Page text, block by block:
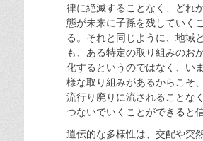
律に絶滅することなく、どれ
態が未来に子孫を残していく
る。それと同じように、地域
も、ある特定の取り組みのお
化するというのではなく、い
様な取り組みがあるからこそ
流行り廃りに流されることな
つないでいくことができると
遺伝的な多様性は、交配や突